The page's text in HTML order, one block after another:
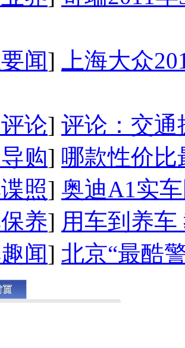
闻]
上海大众
论] 评论：交通
购] 哪款性价比
照] 奥迪A1实
养] 用车到养
闻] 北京“最酷